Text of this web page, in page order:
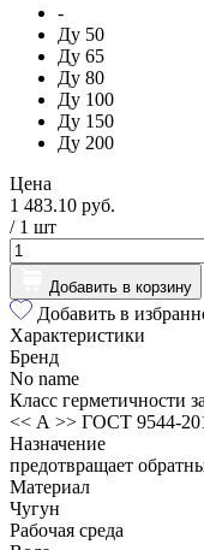
-
Ду 50
Ду 65
Ду 80
Ду 100
Ду 150
Ду 200
Цена
1 483.10 руб.
/ 1 шт
Добавить в корзину
Добавить в
Характеристики
Бренд
No name
Класс герметичности
<< А >> ГОСТ 9544-
Назначение
предотвращает
Материал
Чугун
Рабочая среда